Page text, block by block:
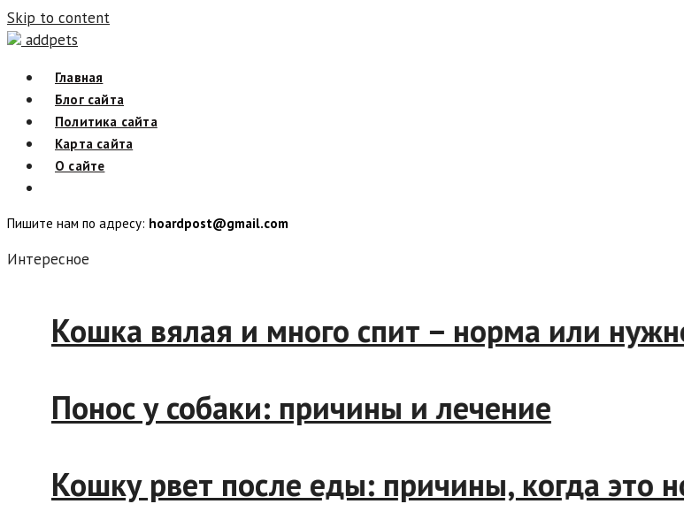
Skip to content
addpets
Главная
Блог сайта
Политика сайта
Карта сайта
О сайте
Пишите нам по адресу: hoardpost@gmail.com
Интересное
Кошка вялая и много спит – норма или
Понос у собаки: причины и лечение
Кошку рвет после еды: причины, когда